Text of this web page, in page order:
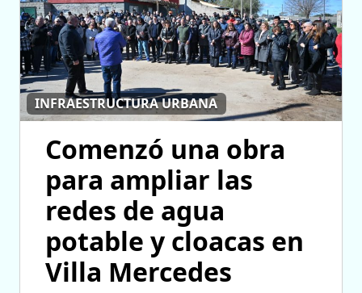
INFRAESTRUCTURA URBANA
Comenzó una obra
para ampliar las
redes de agua
potable y cloacas en
Villa Mercedes